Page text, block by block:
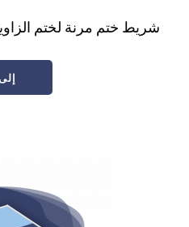
شريط ختم مرنة لختم